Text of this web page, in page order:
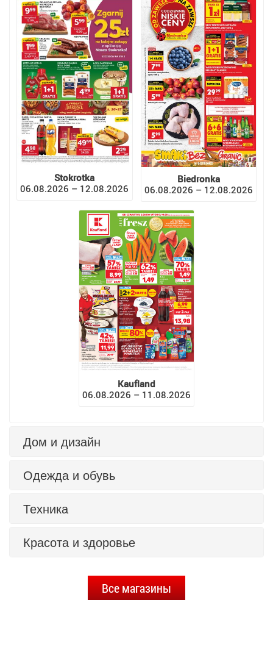
Stokrotka
06.08.2026 – 12.08.2026
Biedronka
06.08.2026 – 12.08.2026
Kaufland
06.08.2026 – 11.08.2026
Дом и дизайн
Одежда и обувь
Техника
Красота и здоровье
Все магазины